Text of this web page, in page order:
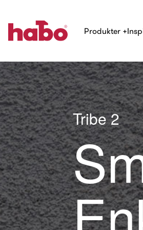
Produkter +
Tribe 2